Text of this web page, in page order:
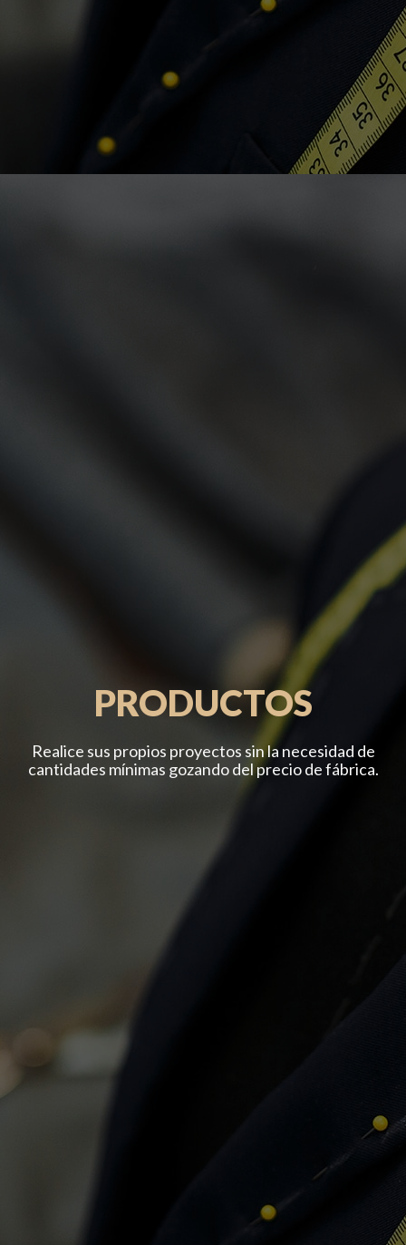
PRODUCTOS
Realice sus propios proyectos sin la necesidad de
cantidades mínimas gozando del precio de fábrica.